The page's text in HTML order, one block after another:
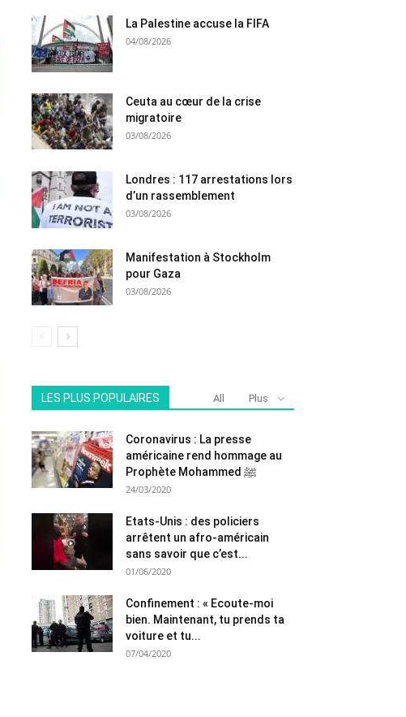
La Palestine accuse la FIFA
04/08/2026
Ceuta au cœur de la crise
migratoire
03/08/2026
Londres : 117 arrestations lors
d’un rassemblement
03/08/2026
Manifestation à Stockholm
pour Gaza
03/08/2026
LES PLUS POPULAIRES All Plus
Coronavirus : La presse
américaine rend hommage au
Prophète Mohammed ﷺ
24/03/2020
Etats-Unis : des policiers
arrêtent un afro-américain
sans savoir que c’est...
01/06/2020
Confinement : « Ecoute-moi
bien. Maintenant, tu prends ta
voiture et tu...
07/04/2020